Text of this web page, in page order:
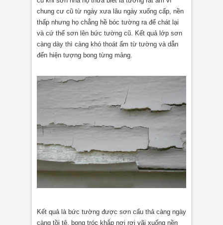
chung cư cũ từ ngày xưa lâu ngày xuống cấp, nền
thấp nhưng họ chẳng hề bóc tường ra để chát lại
và cứ thế sơn lên bức tường cũ. Kết quả lớp sơn
càng dày thì càng khó thoát ẩm từ tường và dẫn
đến hiện tượng bong từng mảng.
Kết quả là bức tường được sơn cẩu thả càng ngày
càng tồi tệ, bong tróc khắp nơi rơi vãi xuống nền